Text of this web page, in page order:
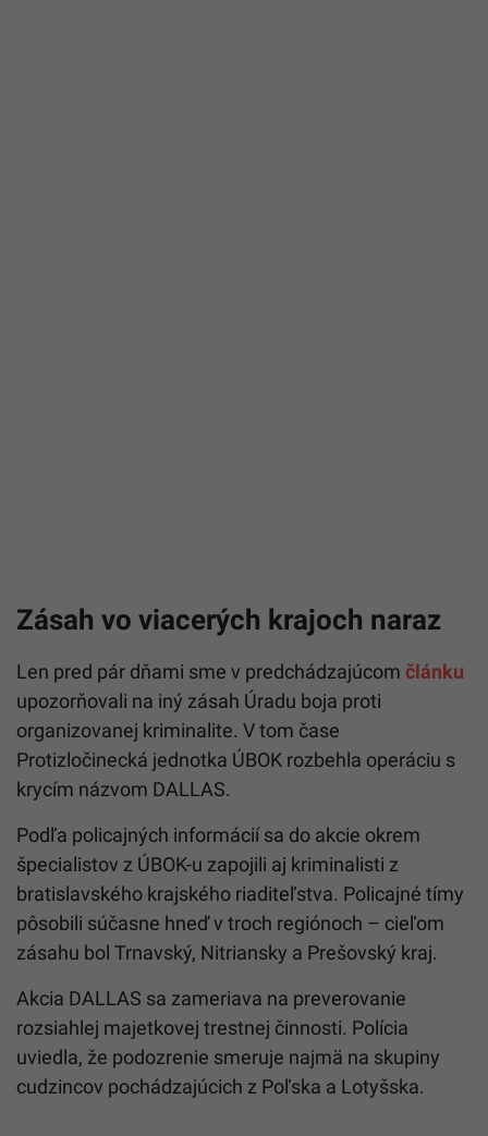
Zásah vo viacerých krajoch naraz
Len pred pár dňami sme v predchádzajúcom článku
upozorňovali na iný zásah Úradu boja proti
organizovanej kriminalite. V tom čase
Protizločinecká jednotka ÚBOK rozbehla operáciu s
krycím názvom DALLAS.
Podľa policajných informácií sa do akcie okrem
špecialistov z ÚBOK-u zapojili aj kriminalisti z
bratislavského krajského riaditeľstva. Policajné tímy
pôsobili súčasne hneď v troch regiónoch – cieľom
zásahu bol Trnavský, Nitriansky a Prešovský kraj.
Akcia DALLAS sa zameriava na preverovanie
rozsiahlej majetkovej trestnej činnosti. Polícia
uviedla, že podozrenie smeruje najmä na skupiny
cudzincov pochádzajúcich z Poľska a Lotyšska.